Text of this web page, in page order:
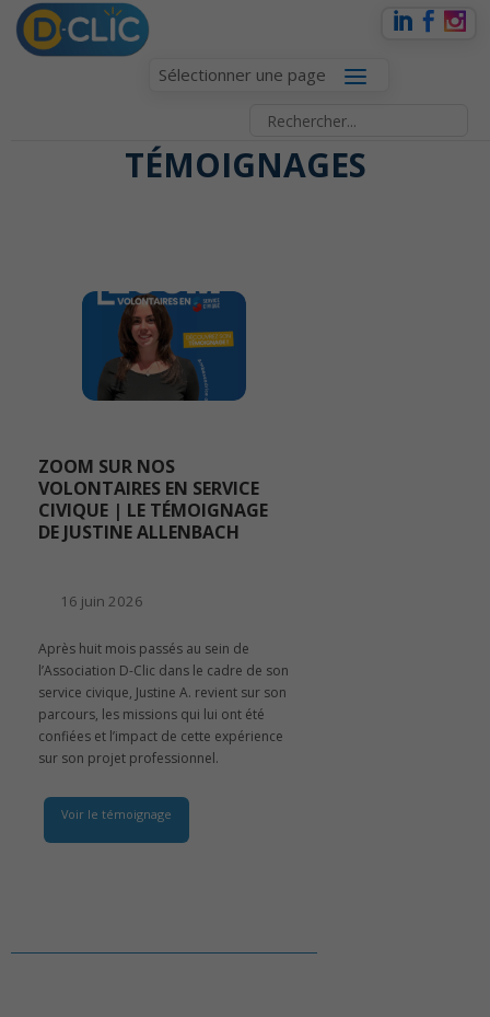
Sélectionner une page
TÉMOIGNAGES
ZOOM SUR NOS
VOLONTAIRES EN SERVICE
CIVIQUE | LE TÉMOIGNAGE
DE JUSTINE ALLENBACH
16 juin 2026
Après huit mois passés au sein de
l’Association D-Clic dans le cadre de son
service civique, Justine A. revient sur son
parcours, les missions qui lui ont été
confiées et l’impact de cette expérience
sur son projet professionnel.
Voir le témoignage